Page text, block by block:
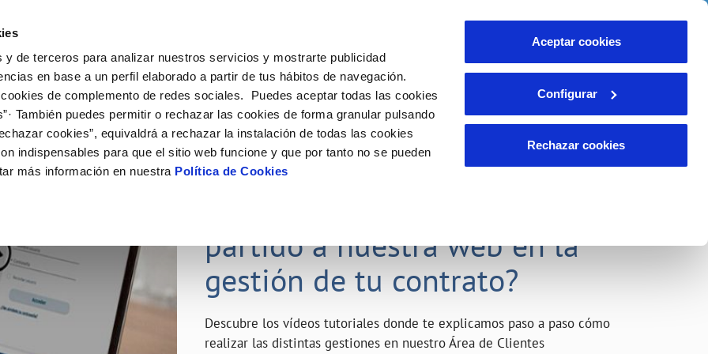
y de terceros para analizar nuestros servicios y mostrarte publicidad
en base a un perfil elaborado a partir de tus hábitos de navegación.
de complemento de redes sociales. Puedes aceptar todas las cookies
También puedes permitir o rechazar las cookies de forma granular pulsando
cookies”, equivaldrá a rechazar la instalación de todas las cookies
indispensables para que el sitio web funcione y que por tanto no se pueden
más información en nuestra Política de Cookies
Aceptar cookies
Configurar
Rechazar cookies
de titular
de suministro
MODIFICACIÓN DE DATOS
Actualizar datos bancarios
Actualizar datos de domicilio
INCIDENCIAS
Comunica anomalías o posibles
VER TODAS LAS GESTIONES
Tu Servicio
AL CLIENTE
contacto
de fuga interior
COMPROMISO DE SERVICIO
Carta de compromisos
Customer Counsel (Defensa del cliente)
Tu Agua
del agua
CUIDADOS DEL AGUA
Consejos de ahorro
Depósitos de reserva
Conócenos
DE GESTIÓN Y CERTIFICADOS
Nuestros compromisos
23 ABR 2020
partido a nuestra web en la
gestión de tu contrato?
Descubre los vídeos tutoriales donde te explicamos paso a paso cómo
realizar las distintas gestiones en nuestro Área de Clientes